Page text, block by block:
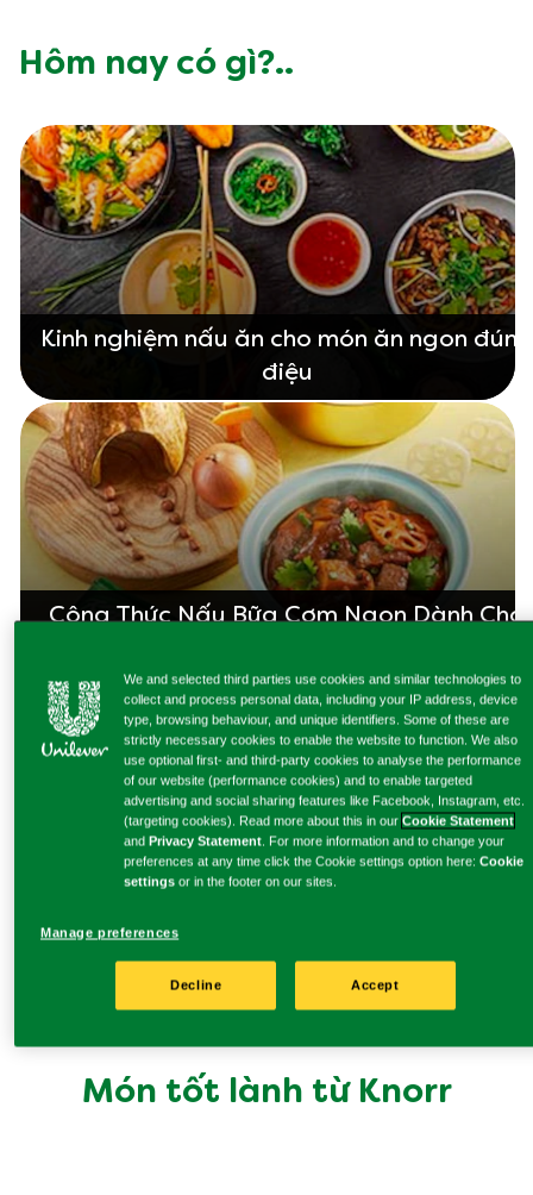
Hôm nay có gì?..
Kinh nghiệm nấu ăn cho món ăn ngon đúng
điệu
Công Thức Nấu Bữa Cơm Ngon Dành Cho
Các sản phẩm hạt nêm và gói gia vị hoàn
Món tốt lành từ Knorr
We and selected third parties use cookies and similar technologies to
collect and process personal data, including your IP address, device
type, browsing behaviour, and unique identifiers. Some of these are
strictly necessary cookies to enable the website to function. We also
use optional first- and third-party cookies to analyse the performance
of our website (performance cookies) and to enable targeted
advertising and social sharing features like Facebook, Instagram, etc.
(targeting cookies). Read more about this in our Cookie Statement
and Privacy Statement. For more information and to change your
preferences at any time click the Cookie settings option here: Cookie
settings or in the footer on our sites.
Manage preferences
Decline Accept